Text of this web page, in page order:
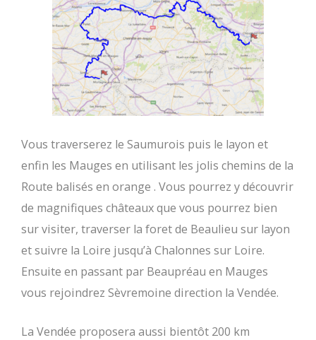
Vous traverserez le Saumurois puis le layon et
enfin les Mauges en utilisant les jolis chemins de la
Route balisés en orange . Vous pourrez y découvrir
de magnifiques châteaux que vous pourrez bien
sur visiter, traverser la foret de Beaulieu sur layon
et suivre la Loire jusqu’à Chalonnes sur Loire.
Ensuite en passant par Beaupréau en Mauges
vous rejoindrez Sèvremoine direction la Vendée.
La Vendée proposera aussi bientôt 200 km